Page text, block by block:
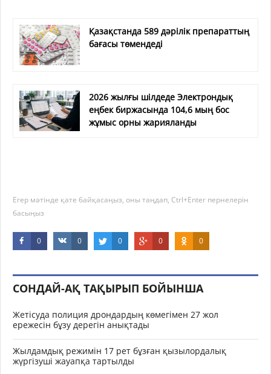
Қазақстанда 589 дәрілік препараттың
бағасы төмендеді
2026 жылғы шілдеде Электрондық
еңбек биржасында 104,6 мың бос
жұмыс орны жарияланды
Егер мәтінде қате байқасаңыз, оны таңдап, Ctrl+Enter пернелерін
басыңыз
0 0 0 0 0
СОНДАЙ-АҚ ТАҚЫРЫП БОЙЫНША
Жетісуда полиция дрондардың көмегімен 27 жол
ережесін бұзу дерегін анықтады
Жылдамдық режимін 17 рет бұзған қызылордалық
жүргізуші жауапқа тартылды